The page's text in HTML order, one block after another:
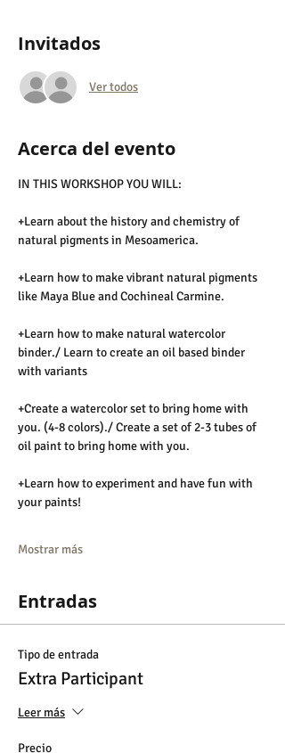
Invitados
Ver todos
Acerca del evento
IN THIS WORKSHOP YOU WILL:
+Learn about the history and chemistry of
natural pigments in Mesoamerica.
+Learn how to make vibrant natural pigments
like Maya Blue and Cochineal Carmine.
+Learn how to make natural watercolor
binder./ Learn to create an oil based binder
with variants
+Create a watercolor set to bring home with
you. (4-8 colors)./ Create a set of 2-3 tubes of
oil paint to bring home with you.
+Learn how to experiment and have fun with
your paints!
Mostrar más
Entradas
Tipo de entrada
Extra Participant
Leer más
Precio